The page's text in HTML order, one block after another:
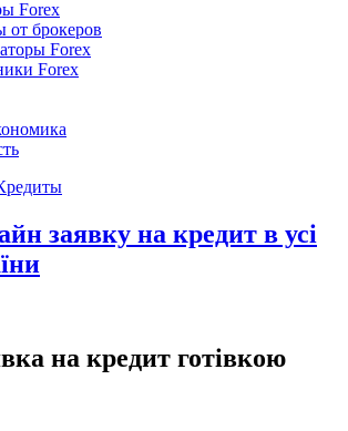
Forex
от брокеров
Forex
Forex
заявку на кредит в усі
на кредит готівкою